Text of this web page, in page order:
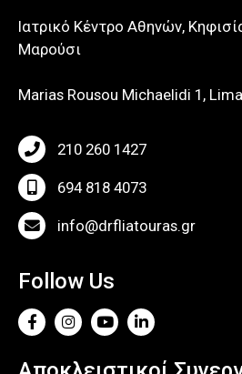
Ιατρικό Κέντρο Αθηνών,
Μαρούσι
Marias Rousou Michaelidi 1,
210 260 1427
694 818 4073
info@drfliatouras.gr
Follow Us